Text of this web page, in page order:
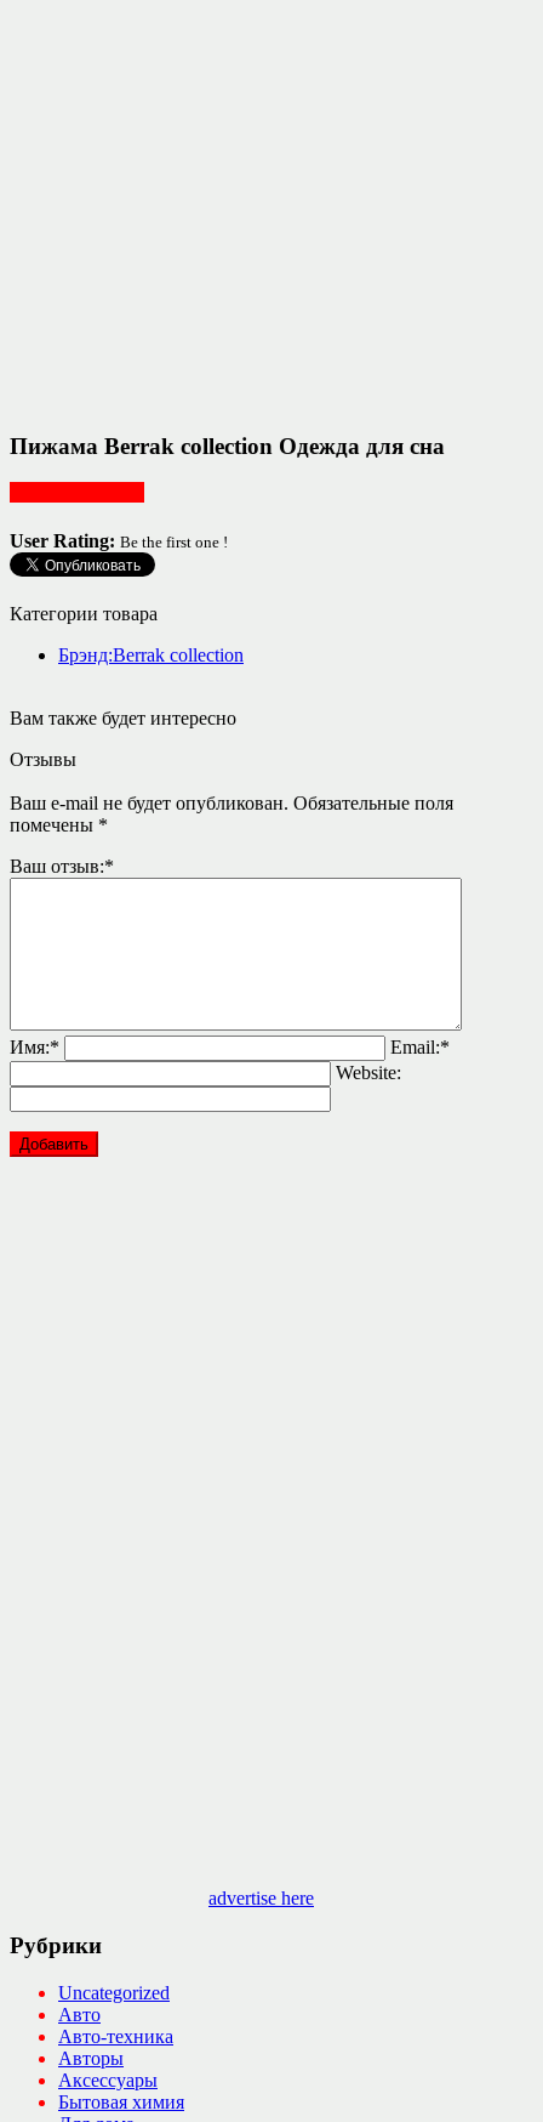
Пижама Berrak collection Одежда для сна
User Rating: Be the first one !
Категории товара
Брэнд:Berrak collection
Вам также будет интересно
Отзывы
Ваш e-mail не будет опубликован. Обязательные поля
помечены *
Ваш отзыв:*
Имя:* Email:*
Website:
advertise here
Рубрики
Uncategorized
Авто
Авто-техника
Авторы
Аксессуары
Бытовая химия